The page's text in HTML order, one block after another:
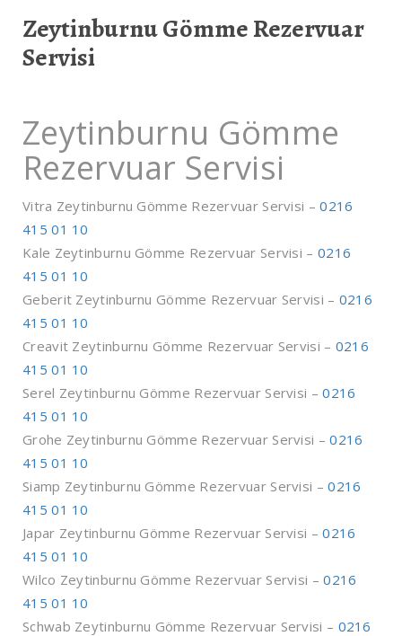
Zeytinburnu Gömme Rezervuar
Servisi
Zeytinburnu Gömme
Rezervuar Servisi
Vitra Zeytinburnu Gömme Rezervuar Servisi –0216
415 01 10
Kale Zeytinburnu Gömme Rezervuar Servisi – 0216
415 01 10
Geberit Zeytinburnu Gömme Rezervuar Servisi – 0216
415 01 10
Creavit Zeytinburnu Gömme Rezervuar Servisi – 0216
415 01 10
Serel Zeytinburnu Gömme Rezervuar Servisi –0216
415 01 10
Grohe Zeytinburnu Gömme Rezervuar Servisi –0216
415 01 10
Siamp Zeytinburnu Gömme Rezervuar Servisi –0216
415 01 10
Japar Zeytinburnu Gömme Rezervuar Servisi –0216
415 01 10
Wilco Zeytinburnu Gömme Rezervuar Servisi –0216
415 01 10
Schwab Zeytinburnu Gömme Rezervuar Servisi – 0216